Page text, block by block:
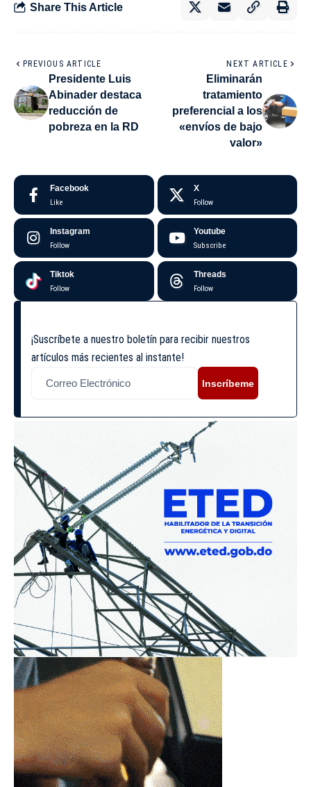
Share This Article
PREVIOUS ARTICLE
Presidente Luis
Abinader destaca
reducción de
pobreza en la RD
NEXT ARTICLE
Eliminarán
tratamiento
preferencial a los
«envíos de bajo
valor»
Facebook
Like
X
Follow
Instagram
Follow
Youtube
Subscribe
Tiktok
Follow
Threads
Follow
¡Suscríbete a nuestro boletín para recibir nuestros
artículos más recientes al instante!
Inscríbeme